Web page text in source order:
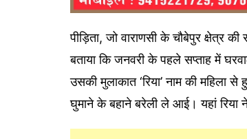
पीड़िता, जो वाराणसी के चौबेपुर क्षेत्र
बताया कि जनवरी के पहले सप्ताह में
उसकी मुलाकात ‘रिया’ नाम की
घुमाने के बहाने बरेली ले आई। यहां रिया